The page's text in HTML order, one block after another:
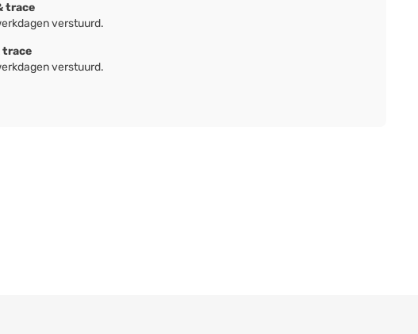
trace
verstuurd.
trace
verstuurd.